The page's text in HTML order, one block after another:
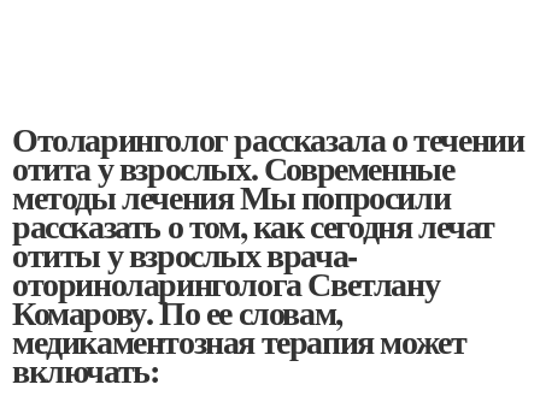
Отоларинголог рассказала о течении
отита у взрослых. Современные
методы лечения Мы попросили
рассказать о том, как сегодня лечат
отиты у взрослых врача-
оториноларинголога Светлану
Комарову. По ее словам,
медикаментозная терапия может
включать: